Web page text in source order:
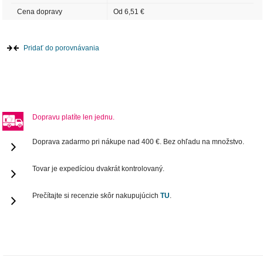
Cena dopravy Od 6,51 €
Pridať do porovnávania
Dopravu platíte len jednu.
Doprava zadarmo pri nákupe nad 400 €. Bez ohľadu na množstvo.
Tovar je expedíciou dvakrát kontrolovaný.
Prečítajte si recenzie skôr nakupujúcichTU.